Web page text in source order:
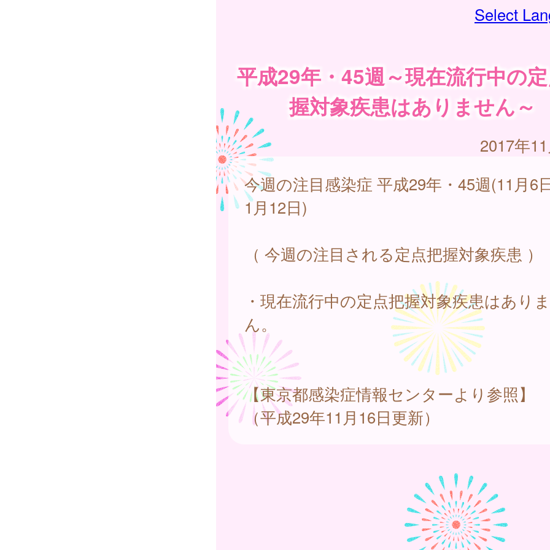
Select
平成29年・45週～現在流行中の
握対象疾患はありません～
2017年
今週の注目感染症 平成29年・45週(11月6
1月12日)
（ 今週の注目される定点把握対象疾患 ）
・現在流行中の定点把握対象疾患はあり
ん。
【東京都感染症情報センターより参照】
（平成29年11月16日更新）